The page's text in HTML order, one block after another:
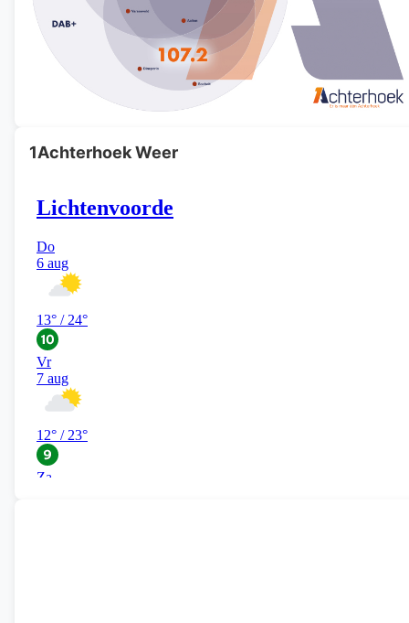
1Achterhoek Weer